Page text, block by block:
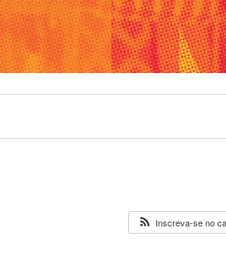
Inscreva-se no